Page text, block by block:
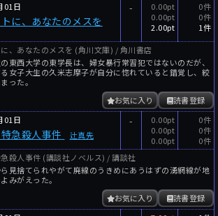
01日
に、あなたのメスを
-
0.00pt
0.00pt
2.00pt
0件
0件
1件
、あなたのメスを (角川文庫) / 角川書店
東西大学の東学長は、婦女暴行常習犯ではないのだが、
女子大生の久米志摩子が自分に惚れていると錯覚し、絞
った。
読書登録
お気に入り
01日
急殺人事件 辻真先
-
0.00pt
0.00pt
0.00pt
0件
0件
0件
殺人事件 (講談社ノベルス) / 講談社
見捨てられやがて廃線のうきめにあうはずの湧網線が地
みがえった。
読書登録
お気に入り